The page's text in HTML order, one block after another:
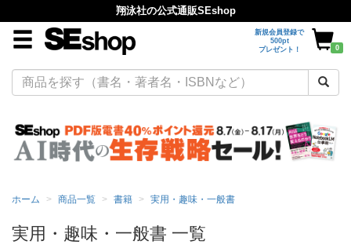
翔泳社の公式通販SEshop
新規会員登録で
500pt
プレゼント！
0
ホーム 商品一覧 書籍 実用・趣味・一般書
実用・趣味・一般書 一覧